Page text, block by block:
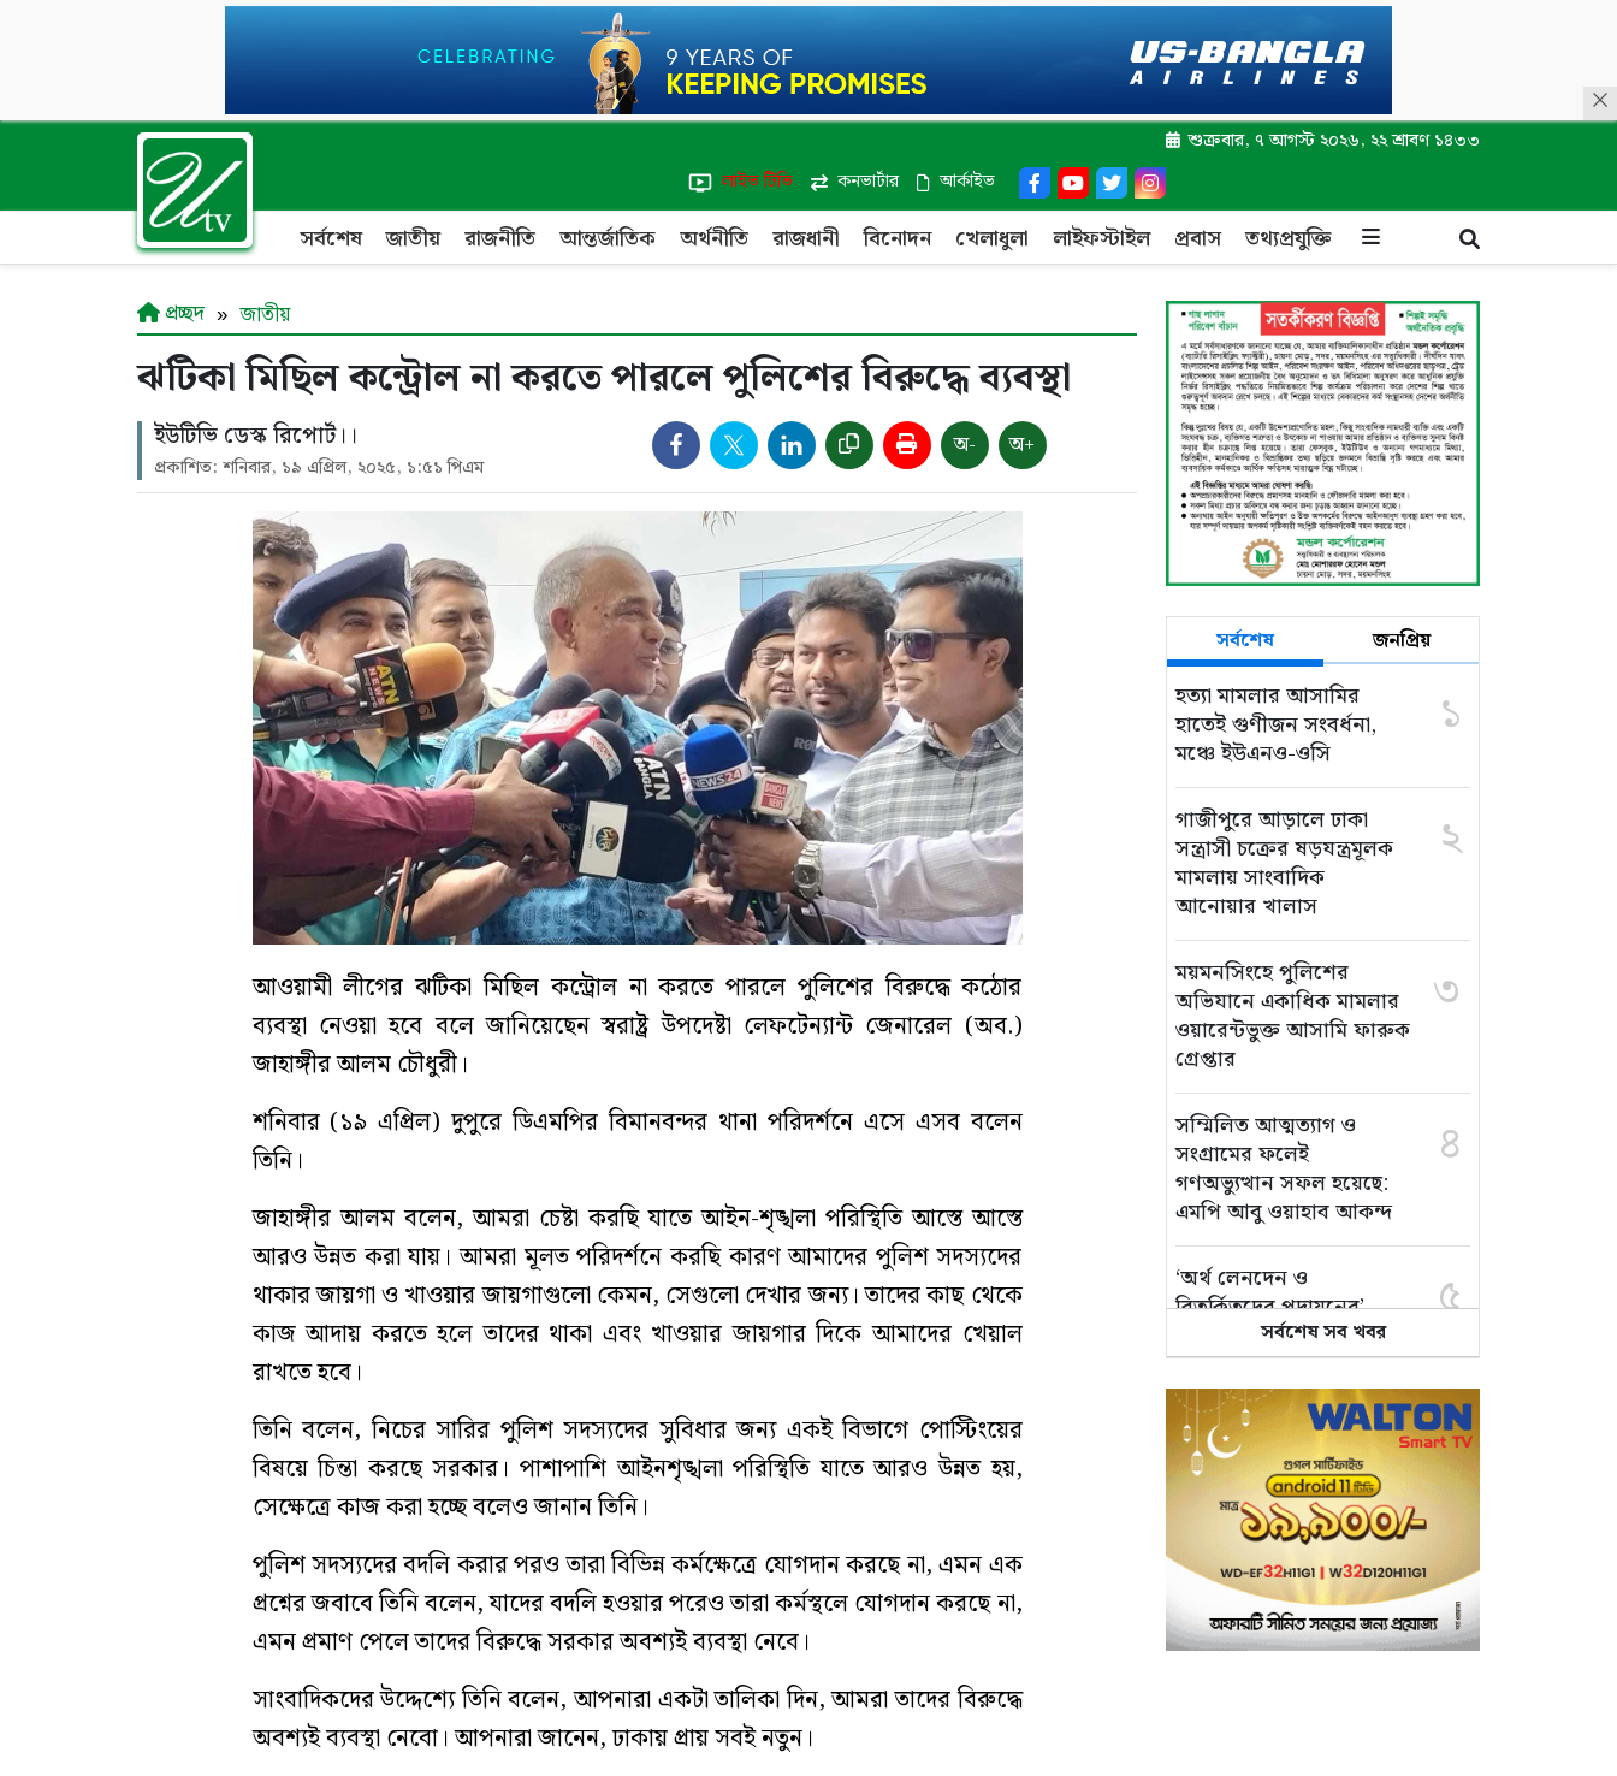
শুক্রবার, ৭ আগস্ট ২০২৬, ২২ শ্রাবণ ১৪৩৩
লাইভ টিভি
কনভার্টার আর্কাইভ
সর্বশেষ জাতীয় রাজনীতি আন্তর্জাতিক অর্থনীতি রাজধানী বিনোদন খেলাধুলা লাইফস্টাইল প্রবাস তথ্যপ্রযুক্তি
প্রচ্ছদ জাতীয়
ঝটিকা মিছিল কন্ট্রোল না করতে পারলে পুলিশের বিরুদ্ধে ব্যবস্থা
ইউটিভি ডেস্ক রিপোর্ট।।
প্রকাশিত: শনিবার, ১৯ এপ্রিল, ২০২৫, ১:৫১ পিএম
অ- অ+
আওয়ামী লীগের ঝটিকা মিছিল কন্ট্রোল না করতে পারলে পুলিশের বিরুদ্ধে কঠোর
ব্যবস্থা নেওয়া হবে বলে জানিয়েছেন স্বরাষ্ট্র উপদেষ্টা লেফটেন্যান্ট জেনারেল (অব.)
জাহাঙ্গীর আলম চৌধুরী।
শনিবার (১৯ এপ্রিল) দুপুরে ডিএমপির বিমানবন্দর থানা পরিদর্শনে এসে এসব বলেন
তিনি।
জাহাঙ্গীর আলম বলেন, আমরা চেষ্টা করছি যাতে আইন-শৃঙ্খলা পরিস্থিতি আস্তে আস্তে
আরও উন্নত করা যায়। আমরা মূলত পরিদর্শনে করছি কারণ আমাদের পুলিশ সদস্যদের
থাকার জায়গা ও খাওয়ার জায়গাগুলো কেমন, সেগুলো দেখার জন্য। তাদের কাছ থেকে
কাজ আদায় করতে হলে তাদের থাকা এবং খাওয়ার জায়গার দিকে আমাদের খেয়াল
রাখতে হবে।
তিনি বলেন, নিচের সারির পুলিশ সদস্যদের সুবিধার জন্য একই বিভাগে পোস্টিংয়ের
বিষয়ে চিন্তা করছে সরকার। পাশাপাশি আইনশৃঙ্খলা পরিস্থিতি যাতে আরও উন্নত হয়,
সেক্ষেত্রে কাজ করা হচ্ছে বলেও জানান তিনি।
পুলিশ সদস্যদের বদলি করার পরও তারা বিভিন্ন কর্মক্ষেত্রে যোগদান করছে না, এমন এক
প্রশ্নের জবাবে তিনি বলেন, যাদের বদলি হওয়ার পরেও তারা কর্মস্থলে যোগদান করছে না,
এমন প্রমাণ পেলে তাদের বিরুদ্ধে সরকার অবশ্যই ব্যবস্থা নেবে।
সাংবাদিকদের উদ্দেশ্যে তিনি বলেন, আপনারা একটা তালিকা দিন, আমরা তাদের বিরুদ্ধে
অবশ্যই ব্যবস্থা নেবো। আপনারা জানেন, ঢাকায় প্রায় সবই নতুন।
সর্বশেষ জনপ্রিয়
হত্যা মামলার আসামির
হাতেই গুণীজন সংবর্ধনা,
মঞ্চে ইউএনও-ওসি
১
গাজীপুরে আড়ালে ঢাকা
সন্ত্রাসী চক্রের ষড়যন্ত্রমূলক
মামলায় সাংবাদিক
আনোয়ার খালাস
২
ময়মনসিংহে পুলিশের
অভিযানে একাধিক মামলার
ওয়ারেন্টভুক্ত আসামি ফারুক
গ্রেপ্তার
৩
সম্মিলিত আত্মত্যাগ ও
সংগ্রামের ফলেই
গণঅভ্যুত্থান সফল হয়েছে:
এমপি আবু ওয়াহাব আকন্দ
৪
‘অর্থ লেনদেন ও
বিতর্কিতদের পদায়নের’
অভিযোগ, ঈশ্বরগঞ্জে
ছাত্রলীগের একাংশের ঝাড়ু
মিছিল
৫
মানসম্মত শিক্ষা নিশ্চিতে
শ্যামপুরে তৎপর শিক্ষা
অফিসার শাপলা খানম
৬
তাৎক্ষণিক খাদ্য পরীক্ষা
নিশ্চিত করবে ভ্রাম্যমাণ
পরীক্ষাগার: এস এম হুমায়ূন
৭
সর্বশেষ সব খবর